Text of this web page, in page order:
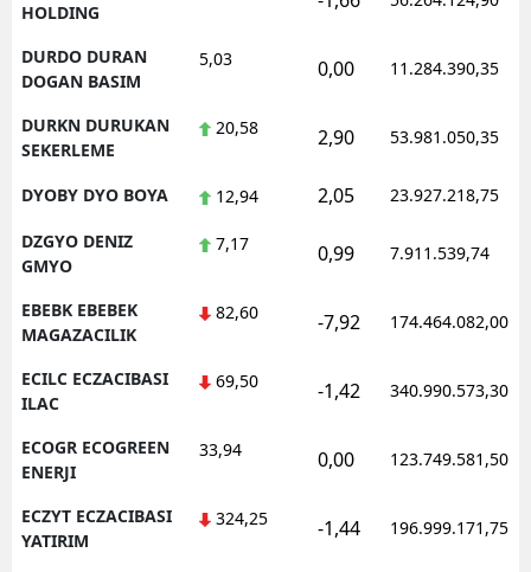
HOLDING
DURDO DURAN
DOGAN BASIM
5,03 0,00 11.284.390,35
DURKN DURUKAN
SEKERLEME
20,58 2,90 53.981.050,35
DYOBY DYO BOYA 12,94 2,05 23.927.218,75
DZGYO DENIZ
GMYO
7,17 0,99 7.911.539,74
EBEBK EBEBEK
MAGAZACILIK
82,60 -7,92 174.464.082,00
ECILC ECZACIBASI
ILAC
69,50 -1,42 340.990.573,30
ECOGR ECOGREEN
ENERJI
33,94 0,00 123.749.581,50
ECZYT ECZACIBASI
YATIRIM
324,25 -1,44 196.999.171,75